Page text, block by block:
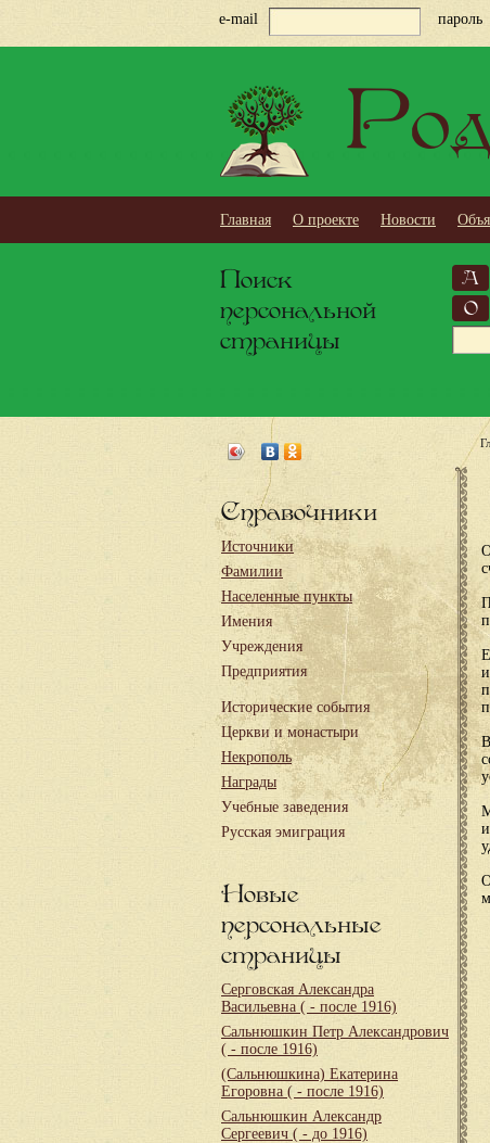
e-mail пароль
Главная О проекте Новости
Поиск
персональной
страницы
А
О
Справочники
Источники
Фамилии
Населенные пункты
Имения
Учреждения
Предприятия
Исторические события
Церкви и монастыри
Некрополь
Награды
Учебные заведения
Русская эмиграция
Новые
персональные
страницы
Серговская Александра
Васильевна ( - после 1916)
Сальнюшкин Петр Александрович
( - после 1916)
(Сальнюшкина) Екатерина
Егоровна ( - после 1916)
Сальнюшкин Александр
Сергеевич ( - до 1916)